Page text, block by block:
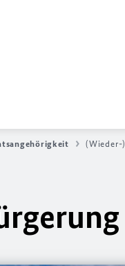
(Wieder-